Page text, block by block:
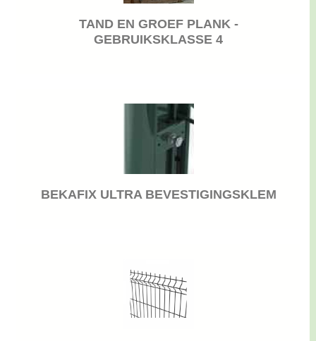
TAND EN GROEF PLANK -
GEBRUIKSKLASSE 4
BEKAFIX ULTRA BEVESTIGINGSKLEM